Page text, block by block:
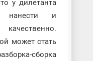
у дилетанта
нанести и
качественно.
может стать
сборка